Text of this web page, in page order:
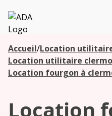
ADA
Accueil/Location
Location utilitaire
Location fourgon à
Location
Les
agences à
proximité